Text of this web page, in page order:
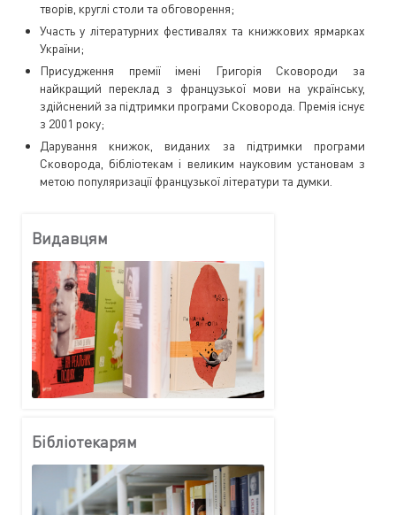
творів, круглі столи та обговорення;
Участь у літературних фестивалях та книжкових ярмарках
України;
Присудження премії імені Григорія Сковороди за
найкращий переклад з французької мови на українську,
здійснений за підтримки програми Сковорода. Премія існує
з 2001 року;
Дарування книжок, виданих за підтримки програми
Сковорода, бібліотекам і великим науковим установам з
метою популяризації французької літератури та думки.
Видавцям
Бібліотекарям